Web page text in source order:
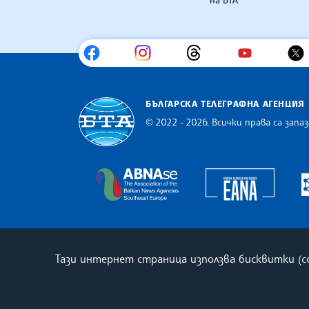
БЪЛГАРСКА ТЕЛЕГРАФНА АГЕНЦИЯ
© 2022 - 2026, Всички права са
The Assocoation of the
Тази интернет страница използва бисквитки